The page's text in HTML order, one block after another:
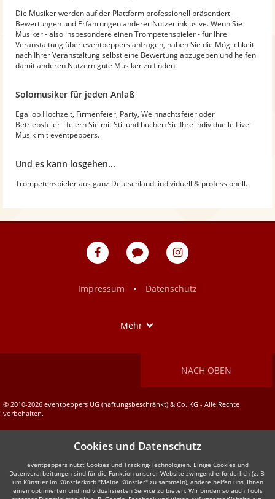
Die Musiker werden auf der Plattform professionell präsentiert -
Bewertungen und Erfahrungen anderer Nutzer inklusive. Wenn Sie
Musiker - also insbesondere einen Trompetenspieler - für Ihre
Veranstaltung über eventpeppers anfragen, haben Sie die Möglichkeit
nach Ihrer Veranstaltung selbst eine Bewertung abzugeben und helfen
damit anderen Nutzern gute Musiker zu finden.
Solomusiker für jeden Anlaß
Egal ob Hochzeit, Firmenfeier, Party, Weihnachtsfeier oder
Betriebsfeier - feiern Sie mit Stil und buchen Sie Ihre individuelle Live-
Musik mit eventpeppers.
Und es kann losgehen...
Trompetenspieler aus ganz Deutschland: individuell & professionell.
eventpeppers
Blog
eventpeppers
Impressum
• Datenschutz
Mehr
NACH OBEN
© 2010-2026 eventpeppers UG (haftungsbeschränkt) & Co. KG - Alle Rechte
vorbehalten.
Cookies und Datenschutz
eventpeppers nutzt Cookies und Tracking-Technologien. Einige Cookies und
Datenverarbeitungen sind für die Funktion unserer Website zwingend erforderlich (z. B.
um Künstler im Künstlerkorb "Meine Künstler" zu sammeln), andere helfen uns, Ihnen
einen optimierten und individualisierten Service zu bieten. Wir binden so auch Tools